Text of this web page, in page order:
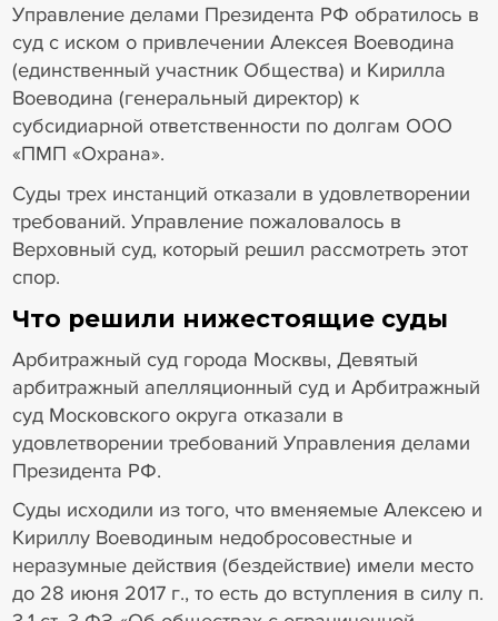
Управление делами Президента РФ обратилось в
суд с иском о привлечении Алексея Воеводина
(единственный участник Общества) и Кирилла
Воеводина (генеральный директор) к
субсидиарной ответственности по долгам ООО
«ПМП «Охрана».
Суды трех инстанций отказали в удовлетворении
требований. Управление пожаловалось в
Верховный суд, который решил рассмотреть этот
спор.
Что решили нижестоящие суды
Арбитражный суд города Москвы, Девятый
арбитражный апелляционный суд и Арбитражный
суд Московского округа отказали в
удовлетворении требований Управления делами
Президента РФ.
Суды исходили из того, что вменяемые Алексею и
Кириллу Воеводиным недобросовестные и
неразумные действия (бездействие) имели место
до 28 июня 2017 г., то есть до вступления в силу п.